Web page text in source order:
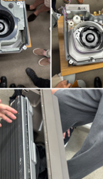
あんじゅホームの想い
大工のDNAを受け継ぐ工務店
僕が作りたい家